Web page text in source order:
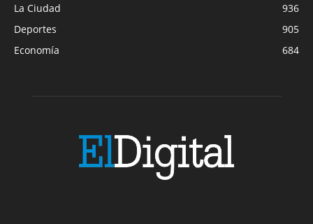
La Ciudad
936
Deportes
905
Economía
684